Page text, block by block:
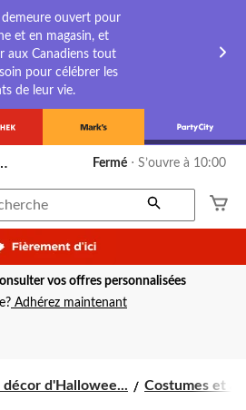
demeure ouvert pour
et en magasin, et
aux Canadiens tout
pour célébrer les
de leur vie.
préféré
Lethbridge,
Party
City,
courament
Fermé,
pour
Fermé ⋅ S’ouvre à 10:00
vos offres personnalisées
Adhérez maintenant
d'Hallowee... Costumes et